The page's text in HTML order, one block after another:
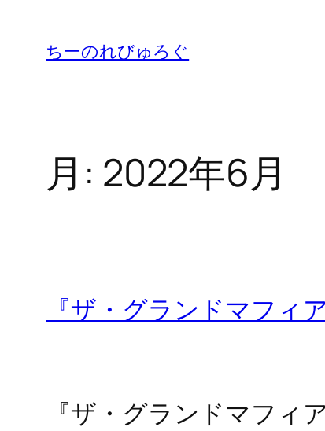
ちーのれびゅろぐ
月: 2022年6月
『ザ・グランドマフィ
『ザ・グランドマフィ